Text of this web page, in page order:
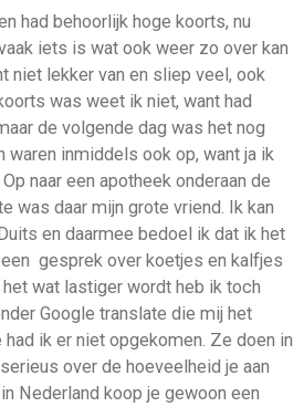
had behoorlijk hoge koorts, nu
iets is wat ook weer zo over kan
niet lekker van en sliep veel, ook
was weet ik niet, want had
de volgende dag was het nog
inmiddels ook op, want ja ik
naar een apotheek onderaan de
was daar mijn grote vriend. Ik kan
en daarmee bedoel ik dat ik het
gesprek over koetjes en kalfjes
wat lastiger wordt heb ik toch
Google translate die mij het
ik er niet opgekomen. Ze doen in
over de hoeveelheid je aan
Nederland koop je gewoon een